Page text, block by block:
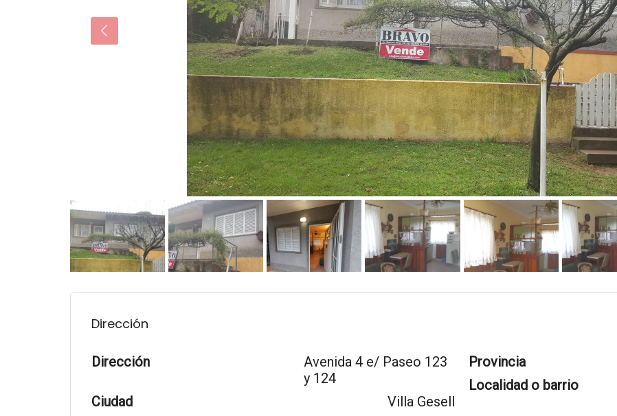
Dirección
Dirección
Avenida 4 e/ Paseo 123
y 124
Ciudad
Villa Gesell
Provincia
Localidad o barrio